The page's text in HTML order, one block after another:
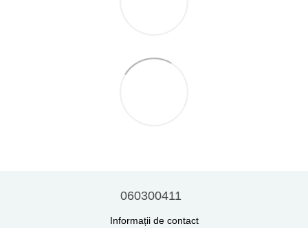
060300411
Informații de contact